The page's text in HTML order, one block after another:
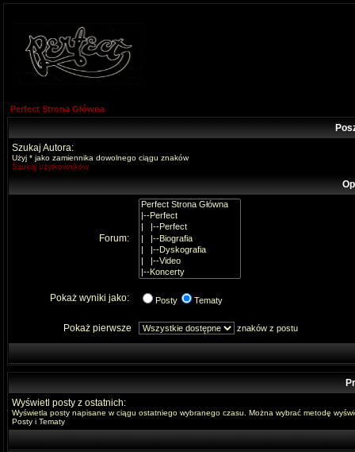
Perfect Strona Główna
Szukaj Autora:
Użyj * jako zamiennika dowolnego ciągu znaków
Szukaj użytkowników
Forum:
Pokaż wyniki jako: Posty Tematy
Pokaż pierwsze znaków z postu
Wyświetl posty z ostatnich:
Wyświetla posty napisane w ciągu ostatniego wybranego czasu. Można wybrać metodę
Posty i Tematy